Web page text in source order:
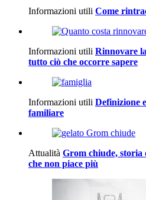
Informazioni utili Come
Informazioni utili Rinnovare
tutto ciò che occorre sapere
Informazioni utili Definizione
familiare
Attualità Grom chiude, storia
che non piace più